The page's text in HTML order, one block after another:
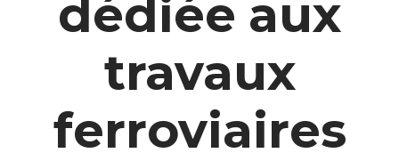
dédiée aux
travaux
ferroviaires